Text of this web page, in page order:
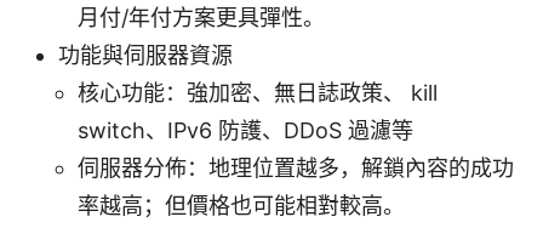
月付/年付方案更具彈性。
功能與伺服器資源
核心功能：強加密、無日誌政策、 kill
switch、IPv6 防護、DDoS 過濾等
伺服器分佈：地理位置越多，解鎖內容的成功
率越高；但價格也可能相對較高。